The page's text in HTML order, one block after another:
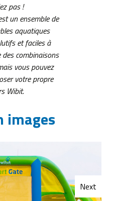
pas !
un ensemble de
aquatiques
et faciles à
combinaisons
vous pouvez
votre propre
Wibit.
images
Next